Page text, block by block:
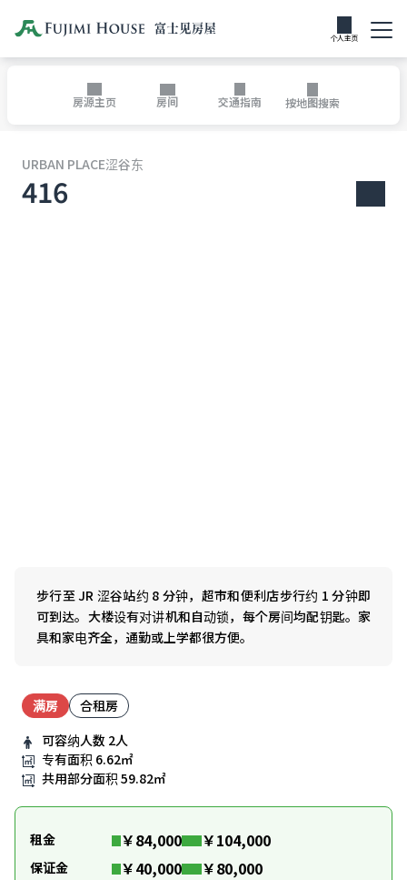
个人主页
房源主页 房间 交通指南 按地图搜索
URBAN PLACE涩谷东
416
步行至 JR 涩谷站约 8 分钟，超市和便利店步行约 1 分钟即
可到达。大楼设有对讲机和自动锁，每个房间均配钥匙。家
具和家电齐全，通勤或上学都很方便。
满房
合租房
可容纳人数 2人
专有面积 6.62㎡
共用部分面积 59.82㎡
租金 ￥84,000 ￥104,000
保证金 ￥40,000 ￥80,000